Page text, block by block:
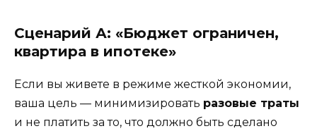
Сценарий А: «Бюджет ограничен,
квартира в ипотеке»
Если вы живете в режиме жесткой экономии,
ваша цель — минимизировать разовые траты
и не платить за то, что должно быть сделано